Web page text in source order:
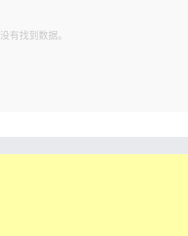
没有找到数据。